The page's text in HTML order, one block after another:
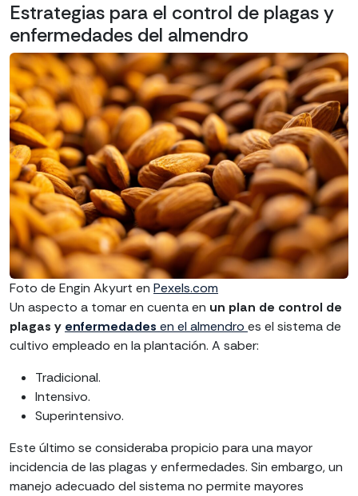
Estrategias para el control de plagas y
enfermedades del almendro
Foto de Engin Akyurt en Pexels.com
Un aspecto a tomar en cuenta en un plan de control de
plagas y enfermedades en el almendro es el sistema de
cultivo empleado en la plantación. A saber:
Tradicional.
Intensivo.
Superintensivo.
Este último se consideraba propicio para una mayor
incidencia de las plagas y enfermedades. Sin embargo, un
manejo adecuado del sistema no permite mayores